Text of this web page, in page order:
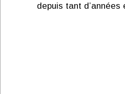
depuis tant d’années